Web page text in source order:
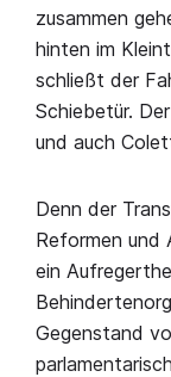
zusammen
hinten im
schließt der
Schiebetür.
und auch
Denn der
Reformen und
ein
Gegenstand